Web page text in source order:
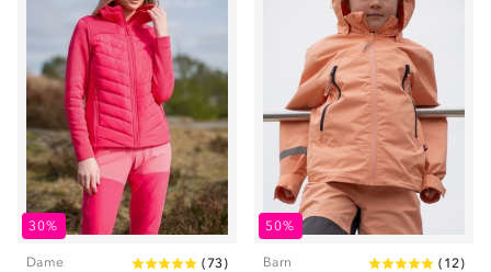
30%
Dame (73)
50%
Barn ( 12)